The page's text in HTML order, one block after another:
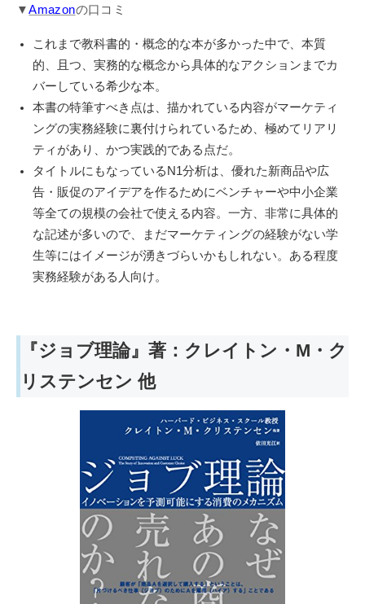
▼Amazonの口コミ
これまで教科書的・概念的な本が多かった中で、本質
的、且つ、実務的な概念から具体的なアクションまでカ
バーしている希少な本。
本書の特筆すべき点は、描かれている内容がマーケティ
ングの実務経験に裏付けられているため、極めてリアリ
ティがあり、かつ実践的である点だ。
タイトルにもなっているN1分析は、優れた新商品や広
告・販促のアイデアを作るためにベンチャーや中小企業
等全ての規模の会社で使える内容。一方、非常に具体的
な記述が多いので、まだマーケティングの経験がない学
生等にはイメージが湧きづらいかもしれない。ある程度
実務経験がある人向け。
『ジョブ理論』著：クレイトン・M・ク
リステンセン 他